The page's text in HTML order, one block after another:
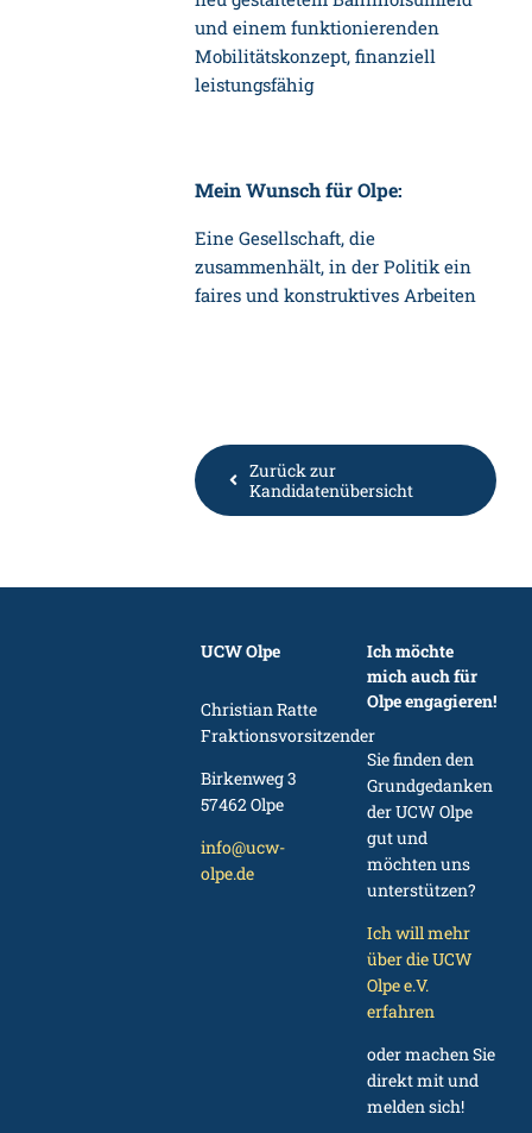
und einem funktionierenden
Mobilitätskonzept, finanziell
leistungsfähig
Mein Wunsch für Olpe:
Eine Gesellschaft, die
zusammenhält, in der Politik ein
faires und konstruktives Arbeiten
Zurück zur
Kandidatenübersicht
UCW Olpe
Christian Ratte
Fraktionsvorsitzender
Birkenweg 3
57462 Olpe
info@ucw-
olpe.de
Ich möchte
mich auch für
Olpe engagieren!
Sie finden den
Grundgedanken
der UCW Olpe
gut und
möchten uns
unterstützen?
Ich will mehr
über die UCW
Olpe e.V.
erfahren
oder machen Sie
direkt mit und
melden sich!